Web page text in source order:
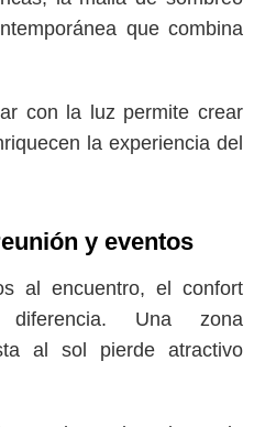
que combina
con la luz permite crear
la experiencia del
y eventos
al encuentro, el confort
Una zona
al sol pierde atractivo